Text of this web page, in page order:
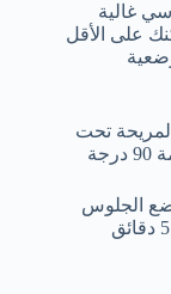
غالية
على الأقل
هي وضعية
تحت
الجلوس